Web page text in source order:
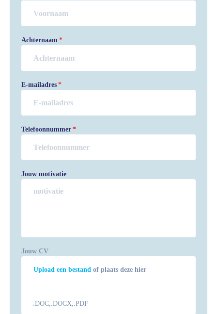
Achternaam
E-mailadres
Telefoonnummer
Jouw motivatie
Jouw CV
Upload een bestand of plaats deze hier
.DOC,.DOCX,.PDF